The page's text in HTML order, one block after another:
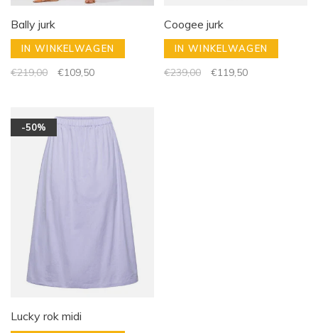
Bally jurk
IN WINKELWAGEN
€219,00 €109,50
Coogee jurk
IN WINKELWAGEN
€239,00 €119,50
-50%
Lucky rok midi